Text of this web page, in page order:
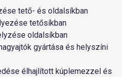
tető- és oldalsíkban
tetősíkban
oldalsíkban
gyártása és helyszíni
élhajlított kúplemezzel és